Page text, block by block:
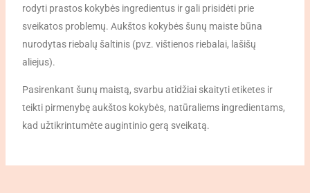
rodyti prastos kokybės ingredientus ir gali prisidėti prie
sveikatos problemų. Aukštos kokybės šunų maiste būna
nurodytas riebalų šaltinis (pvz. vištienos riebalai, lašišų
aliejus).
Pasirenkant šunų maistą, svarbu atidžiai skaityti etiketes ir
teikti pirmenybę aukštos kokybės, natūraliems ingredientams,
kad užtikrintumėte augintinio gerą sveikatą.